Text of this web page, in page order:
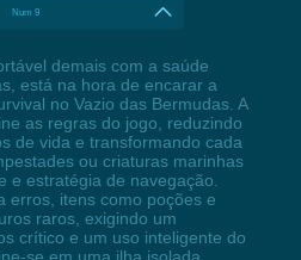
Num 9
demais com a saúde
está na hora de encarar a
no Vazio das Bermudas. A
as regras do jogo, reduzindo
de vida e transformando cada
ou criaturas marinhas
e estratégia de navegação.
erros, itens como poções e
raros, exigindo um
crítico e um uso inteligente do
se em uma ilha isolada,